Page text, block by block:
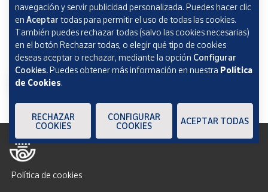
Correos Market
Política de cookies
navegación y servir publicidad personalizada. Puedes hacer clic
en Aceptar todas para permitir el uso de todas las cookies.
También puedes rechazar todas (salvo las cookies necesarias)
en el botón Rechazar todas, o elegir qué tipo de cookies
deseas aceptar o rechazar, mediante la opción Configurar
Cookies.Puedes obtener más información en nuestra Política
de Cookies.
RECHAZAR
COOKIES
CONFIGURAR
COOKIES
ACEPTAR TODAS